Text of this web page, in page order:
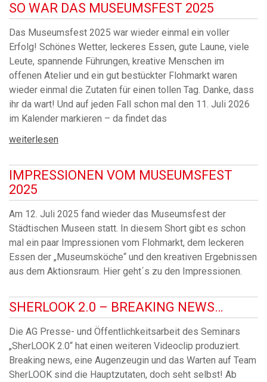
SO WAR DAS MUSEUMSFEST 2025
Das Museumsfest 2025 war wieder einmal ein voller
Erfolg! Schönes Wetter, leckeres Essen, gute Laune, viele
Leute, spannende Führungen, kreative Menschen im
offenen Atelier und ein gut bestückter Flohmarkt waren
wieder einmal die Zutaten für einen tollen Tag. Danke, dass
ihr da wart! Und auf jeden Fall schon mal den 11. Juli 2026
im Kalender markieren – da findet das
weiterlesen
IMPRESSIONEN VOM MUSEUMSFEST
2025
Am 12. Juli 2025 fand wieder das Museumsfest der
Städtischen Museen statt. In diesem Short gibt es schon
mal ein paar Impressionen vom Flohmarkt, dem leckeren
Essen der „Museumsköche“ und den kreativen Ergebnissen
aus dem Aktionsraum. Hier geht´s zu den Impressionen.
SHERLOOK 2.0 – BREAKING NEWS…
Die AG Presse- und Öffentlichkeitsarbeit des Seminars
„SherLOOK 2.0“ hat einen weiteren Videoclip produziert.
Breaking news, eine Augenzeugin und das Warten auf Team
SherLOOK sind die Hauptzutaten, doch seht selbst! Ab